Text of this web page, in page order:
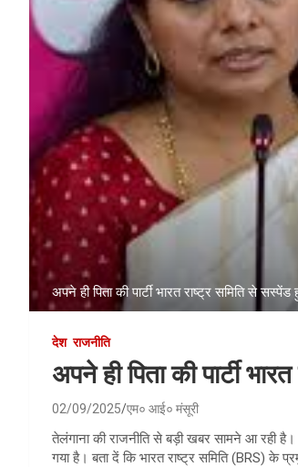
अपने ही पिता की पार्टी भारत राष्ट्र समिति से
देश राजनीति
अपने ही पिता की पार्टी
02/09/2025 एम० आई० मंसूरी
तेलंगाना की राजनीति से बड़ी खबर सामने आ रही है।
गया है। बता दें कि भारत राष्ट्र समिति (BRS)